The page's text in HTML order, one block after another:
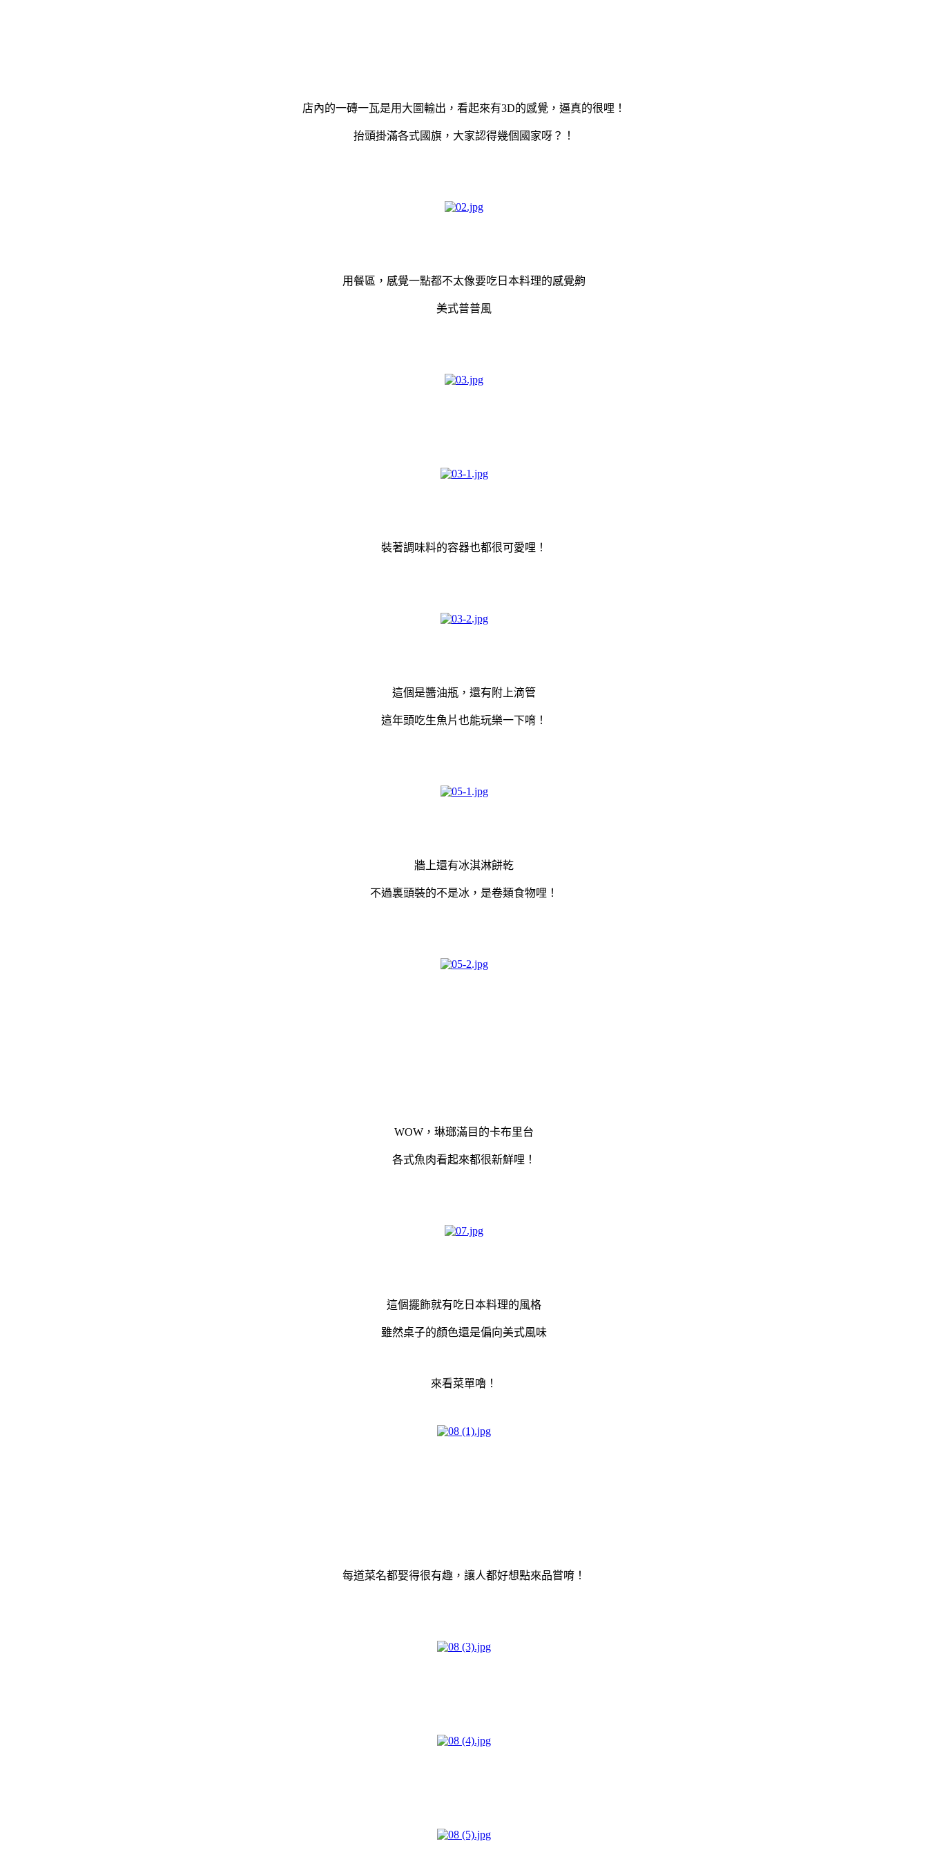
店內的一磚一瓦是用大圖輸出，看起來有3D的感覺，逼真的很哩！
抬頭掛滿各式國旗，大家認得幾個國家呀？！
用餐區，感覺一點都不太像要吃日本料理的感覺齁
美式普普風
裝著調味料的容器也都很可愛哩！
這個是醬油瓶，還有附上滴管
這年頭吃生魚片也能玩樂一下唷！
牆上還有冰淇淋餅乾
不過裏頭裝的不是冰，是卷類食物哩！
WOW，琳瑯滿目的卡布里台
各式魚肉看起來都很新鮮哩！
這個擺飾就有吃日本料理的風格
雖然桌子的顏色還是偏向美式風味
來看菜單嚕！
每道菜名都娶得很有趣，讓人都好想點來品嘗唷！